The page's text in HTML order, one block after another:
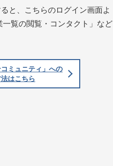
と、こちらのログイン画面よ
覧の閲覧・コンタクト」など
コミュニティ」への
はこちら